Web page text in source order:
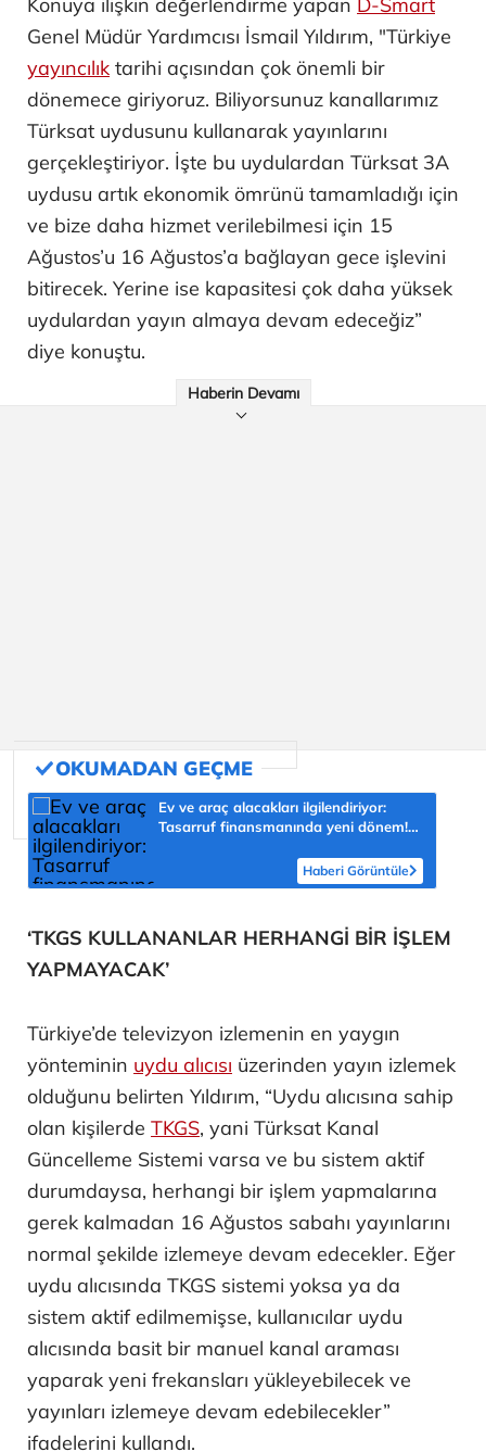
Konuya ilişkin değerlendirme yapan D-Smart
Genel Müdür Yardımcısı İsmail Yıldırım, "Türkiye
yayıncılık tarihi açısından çok önemli bir
dönemece giriyoruz. Biliyorsunuz kanallarımız
Türksat uydusunu kullanarak yayınlarını
gerçekleştiriyor. İşte bu uydulardan Türksat 3A
uydusu artık ekonomik ömrünü tamamladığı için
ve bize daha hizmet verilebilmesi için 15
Ağustos’u 16 Ağustos’a bağlayan gece işlevini
bitirecek. Yerine ise kapasitesi çok daha yüksek
uydulardan yayın almaya devam edeceğiz”
diye konuştu.
Haberin Devamı
Ev ve araç alacakları ilgilendiriyor:
Tasarruf finansmanında yeni dönem!
Haberi Görüntüle
‘TKGS KULLANANLAR HERHANGİ BİR İŞLEM
YAPMAYACAK’
Türkiye’de televizyon izlemenin en yaygın
yönteminin uydu alıcısı üzerinden yayın izlemek
olduğunu belirten Yıldırım, “Uydu alıcısına sahip
olan kişilerde TKGS, yani Türksat Kanal
Güncelleme Sistemi varsa ve bu sistem aktif
durumdaysa, herhangi bir işlem yapmalarına
gerek kalmadan 16 Ağustos sabahı yayınlarını
normal şekilde izlemeye devam edecekler. Eğer
uydu alıcısında TKGS sistemi yoksa ya da
sistem aktif edilmemişse, kullanıcılar uydu
alıcısında basit bir manuel kanal araması
yaparak yeni frekansları yükleyebilecek ve
yayınları izlemeye devam edebilecekler”
ifadelerini kullandı.